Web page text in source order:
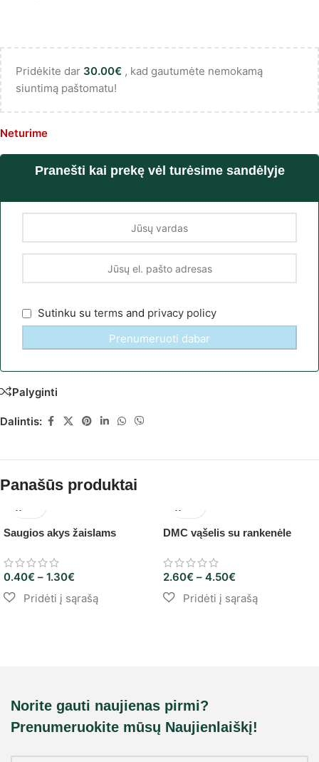
Pridėkite dar 30.00€ , kad gautumėte nemokamą
siuntimą paštomatu!
Neturime
Pranešti kai prekę vėl turėsime sandėlyje
Sutinku su terms and privacy policy
Palyginti
Dalintis:
Panašūs produktai
Saugios akys žaislams
0.40€ – 1.30€
DMC vąšelis su rankenėle
2.60€ – 4.50€
Norite gauti naujienas pirmi?
Prenumeruokite mūsų Naujienlaiškį!